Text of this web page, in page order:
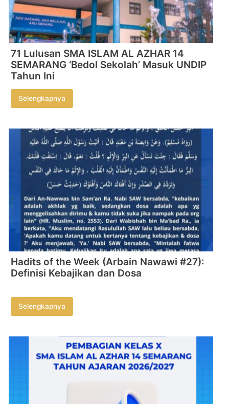
71 Lulusan SMA ISLAM AL AZHAR 14
SEMARANG ‘Bedol Sekolah’ Masuk UNDIP
Tahun Ini
Selengkapnya
Hadits of the Week (Arbain Nawawi #27):
Definisi Kebajikan dan Dosa
Selengkapnya